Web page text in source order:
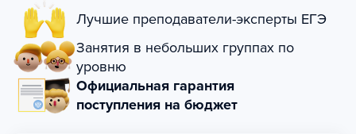
Лучшие преподаватели-эксперты ЕГЭ
Занятия в небольших группах по
уровню
Официальная гарантия
поступления на бюджет